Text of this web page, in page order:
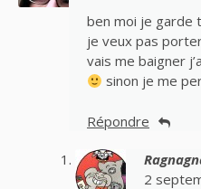
ben moi je garde
je veux pas
vais me baigner
sinon je me
Répondre
2